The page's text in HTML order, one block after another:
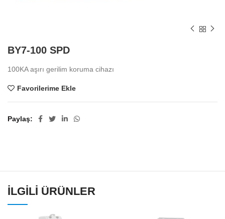
BY7-100 SPD
100KA aşırı gerilim koruma cihazı
Favorilerime Ekle
Paylaş
İLGILI ÜRÜNLER